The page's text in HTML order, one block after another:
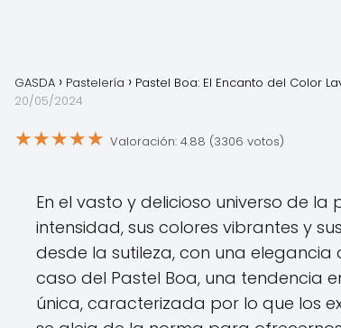
GASDA Pastelería
Pastel Boa: El Encanto del Color
20/05/2024
★★★★★ Valoración: 4.88 (3306 votos)
En el vasto y delicioso universo de
intensidad, sus colores vibrantes y
desde la sutileza, con una
caso del Pastel Boa, una tendencia
única, caracterizada por lo que los